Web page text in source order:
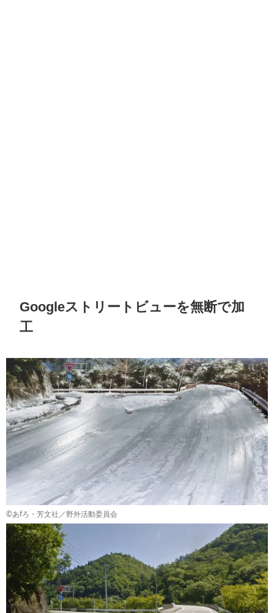
Googleストリートビューを無断で加
工
©あfろ・芳文社／野外活動委員会